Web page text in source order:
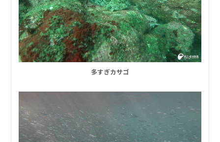
多すぎカサゴ